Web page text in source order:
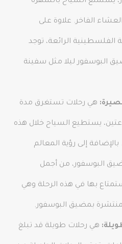
الفاخر. علاوة على
الفلسطينية الرائعة، توجد
البوسفور ليلا مثل سفينة
هي رحلات تستغرق مدة
يستطيع السياح خلال هذه
إلى رؤية المعالم
البوسفور، من أجمل
بها في هذه الرحلة وهي
بمضيق البوسفور.
هي رحلات طويلة قد تبلغ